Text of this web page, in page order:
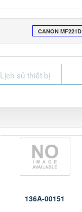
CANON MF221D
Lịch sử thiết bị
136A-00151